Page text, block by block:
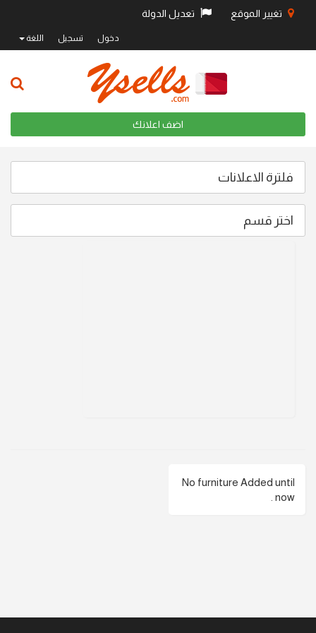
تغيير الموقع تعديل الدولة
دخول تسجيل اللغة
اضف اعلانك
فلترة الاعلانات
اختر قسم
No furniture Added until
now .